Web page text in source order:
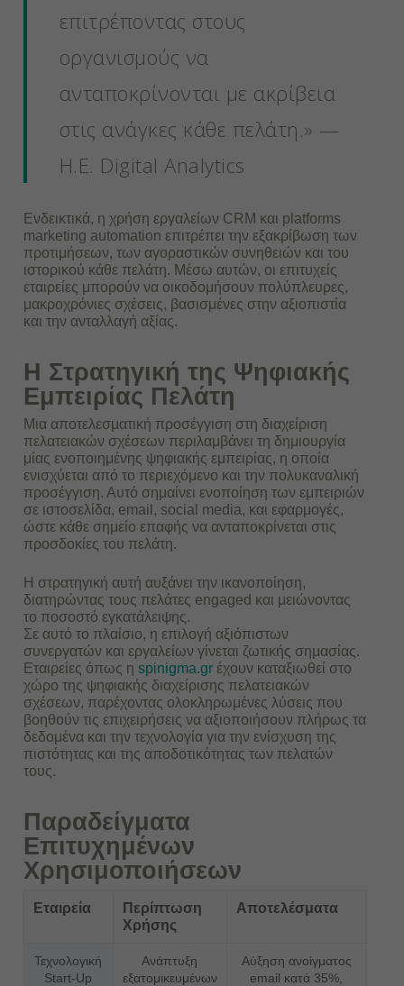
επιτρέποντας στους
οργανισμούς να
ανταποκρίνονται με ακρίβεια
στις ανάγκες κάθε πελάτη.» —
H.E. Digital Analytics
Ενδεικτικά, η χρήση εργαλείων CRM και platforms
marketing automation επιτρέπει την εξακρίβωση των
προτιμήσεων, των αγοραστικών συνηθειών και του
ιστορικού κάθε πελάτη. Μέσω αυτών, οι επιτυχείς
εταιρείες μπορούν να οικοδομήσουν πολύπλευρες,
μακροχρόνιες σχέσεις, βασισμένες στην αξιοπιστία
και την ανταλλαγή αξίας.
Η Στρατηγική της Ψηφιακής
Εμπειρίας Πελάτη
Μια αποτελεσματική προσέγγιση στη διαχείριση
πελατειακών σχέσεων περιλαμβάνει τη δημιουργία
μίας ενοποιημένης ψηφιακής εμπειρίας, η οποία
ενισχύεται από το περιεχόμενο και την πολυκαναλική
προσέγγιση. Αυτό σημαίνει ενοποίηση των εμπειριών
σε ιστοσελίδα, email, social media, και εφαρμογές,
ώστε κάθε σημείο επαφής να ανταποκρίνεται στις
προσδοκίες του πελάτη.
Η στρατηγική αυτή αυξάνει την ικανοποίηση,
διατηρώντας τους πελάτες engaged και μειώνοντας
το ποσοστό εγκατάλειψης.
Σε αυτό το πλαίσιο, η επιλογή αξιόπιστων
συνεργατών και εργαλείων γίνεται ζωτικής σημασίας.
Εταιρείες όπως η spinigma.grέχουν καταξιωθεί στο
χώρο της ψηφιακής διαχείρισης πελατειακών
σχέσεων, παρέχοντας ολοκληρωμένες λύσεις που
βοηθούν τις επιχειρήσεις να αξιοποιήσουν πλήρως τα
δεδομένα και την τεχνολογία για την ενίσχυση της
πιστότητας και της αποδοτικότητας των πελατών
τους.
Παραδείγματα
Επιτυχημένων
Χρησιμοποιήσεων
Εταιρεία
Περίπτωση
Χρήσης
Αποτελέσματα
Τεχνολογική
Start-Up
Ανάπτυξη
εξατομικευμένων
Αύξηση ανοίγματος
email κατά 35%,